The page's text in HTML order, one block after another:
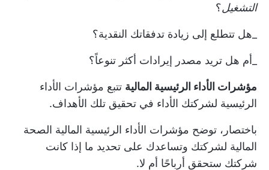
التشغيل؟
_هل تتطلع إلى زيادة تدفقاتك النقدية؟
_أم هل تريد مصدر إيرادات أكثر تنوعاً؟
مؤشرات الأداء الرئيسية المالية تتبع مؤشرات الأداء
الرئيسية لشركتك الأداء في تحقيق تلك الأهداف.
باختصار، توضح مؤشرات الأداء الرئيسية المالية الصحة
المالية لشركتك وتساعدك على تحديد ما إذا كانت
شركتك ستحقق أرباحًا أم لا.